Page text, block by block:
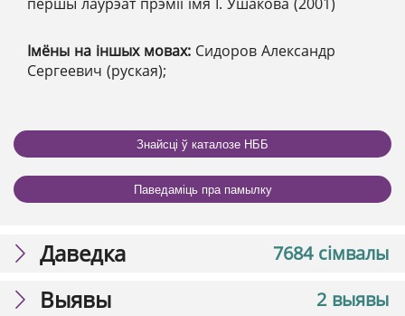
Імёны на іншых мовах: Сидоров Александр
Сергеевич (руская);
Знайсці ў каталозе НББ
Паведаміць пра памылку
7684 сімвалы
Даведка
2 выявы
Выявы